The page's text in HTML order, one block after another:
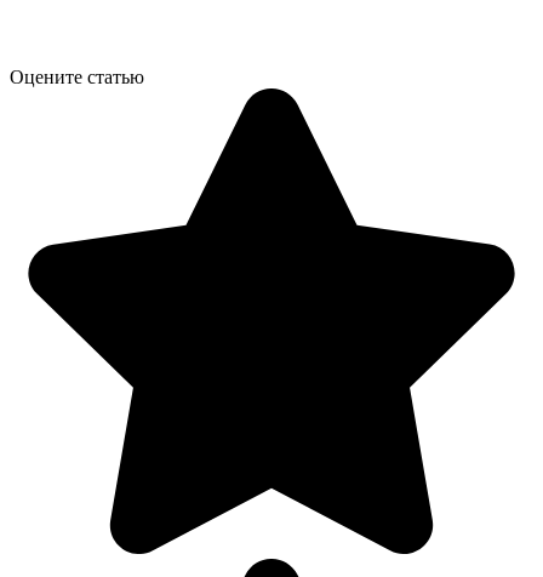
Оцените статью